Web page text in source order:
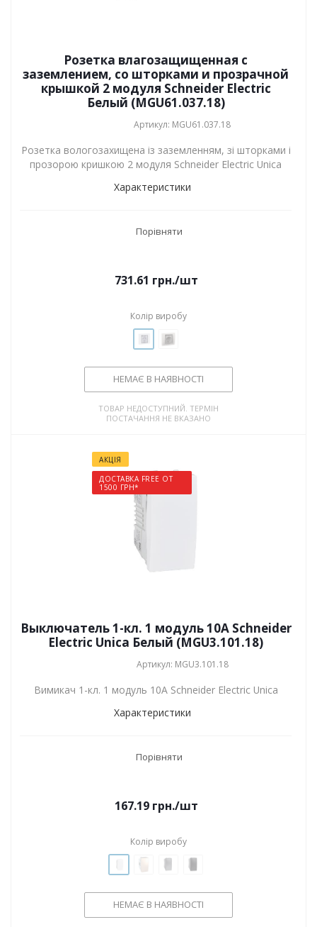
Розетка влагозащищенная с
заземлением, со шторками и прозрачной
крышкой 2 модуля Schneider Electric
Белый (MGU61.037.18)
Артикул: MGU61.037.18
Розетка вологозахищена із заземленням, зі шторками і
прозорою кришкою 2 модуля Schneider Electric Unica
Характеристики
Порівняти
731.61 грн./шт
Колір виробу
НЕМАЄ В НАЯВНОСТІ
ТОВАР НЕДОСТУПНИЙ. ТЕРМІН
ПОСТАЧАННЯ НЕ ВКАЗАНО
АКЦІЯ
ДОСТАВКА FREE ОТ
1500 ГРН*
Выключатель 1-кл. 1 модуль 10А Schneider
Electric Unica Белый (MGU3.101.18)
Артикул: MGU3.101.18
Вимикач 1-кл. 1 модуль 10А Schneider Electric Unica
Характеристики
Порівняти
167.19грн./шт
Колір виробу
НЕМАЄ В НАЯВНОСТІ